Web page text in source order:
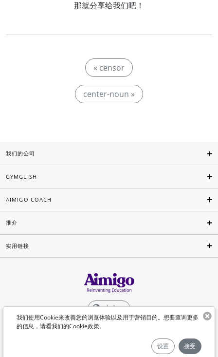
那就分享给我们吧！
« censor
center-noun »
我们使用Cookie来改善您的浏览体验以及用于营销目的。想要查询更多
的信息，请看我们的Cookie政策。
设置 接受
我们的公司
GYMGLISH
AIMIGO COACH
推介
实用链接
中文
©Aimigo 2026